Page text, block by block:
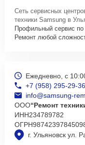
Сеть сервисных
техники Samsung в
Профильный сервис по
Ремонт любой
г. Ульяновск ул.
Ежедневно, с
+7 (958) 295-29-36
info@samsung-
ООО“Ремонт
ИНН234789782
ОГРН